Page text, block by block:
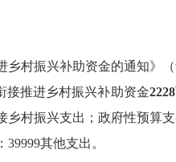
乡村振兴补助资金的通知》
接推进乡村振兴补助资金2228
乡村振兴支出；政府性预算
39999其他支出。